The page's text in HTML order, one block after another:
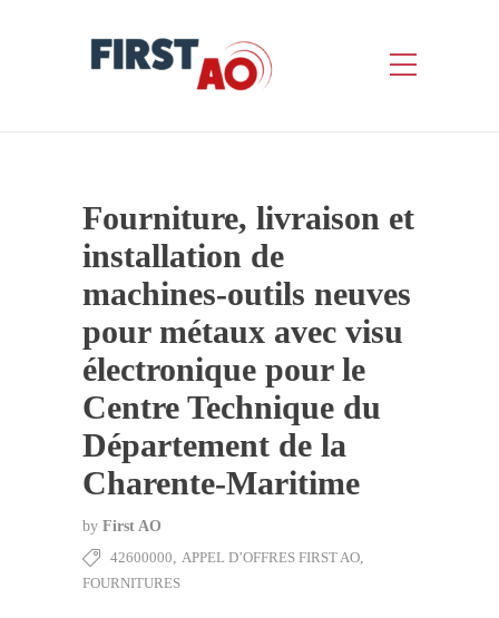
Fourniture, livraison et
installation de
machines-outils neuves
pour métaux avec visu
électronique pour le
Centre Technique du
Département de la
Charente-Maritime
by First AO
42600000, APPEL D’OFFRES FIRST AO,
FOURNITURES